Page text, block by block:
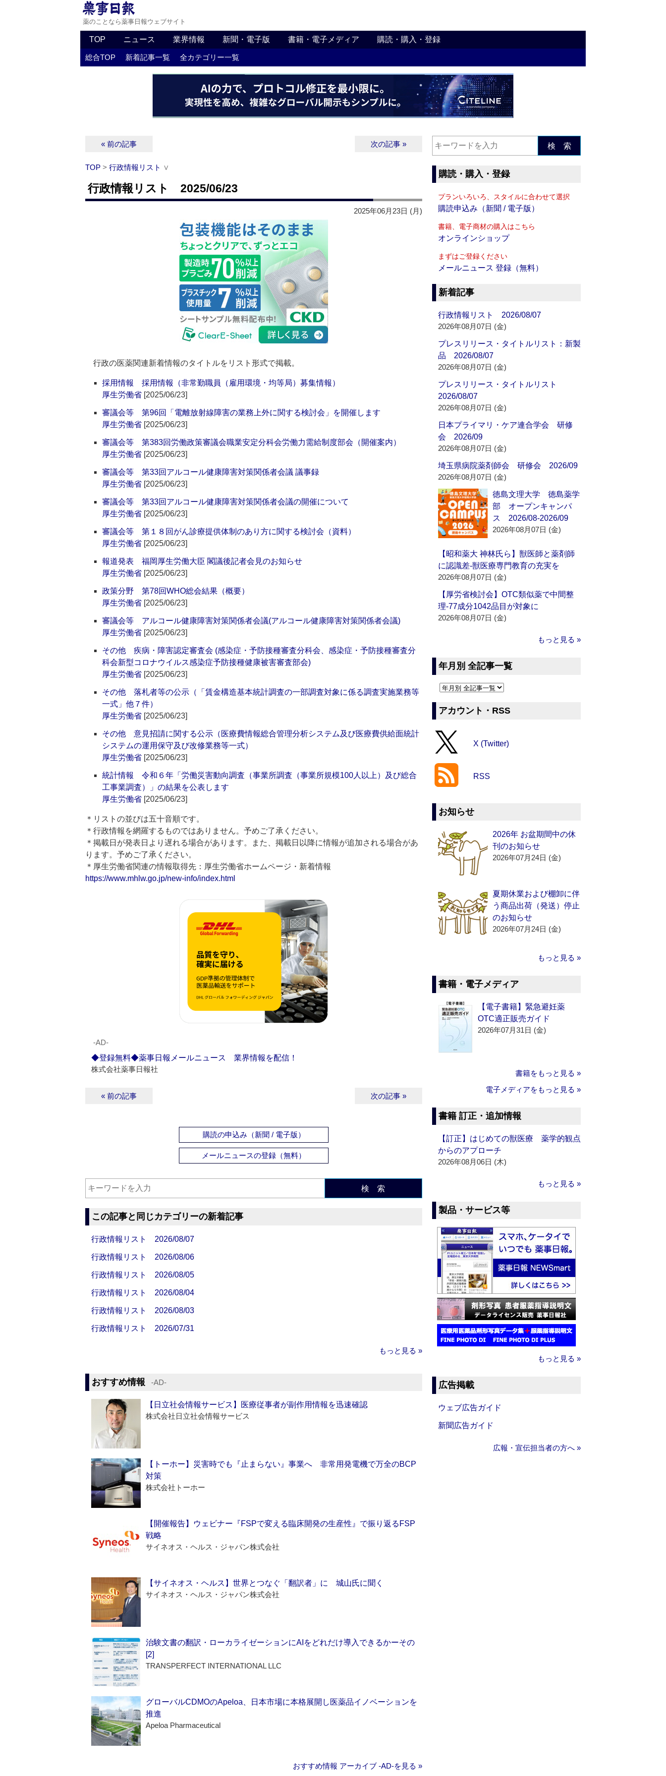
薬のことなら薬事日報ウェブサイト
TOP ニュース 業界情報 新聞・電子版 書籍・電子メディア 購読・購入・登録
総合TOP 新着記事一覧 全カテゴリー一覧
« 前の記事 次の記事 »
TOP > 行政情報リスト ∨
行政情報リスト 2025/06/23
2025年06月23日 (月)
行政の医薬関連新着情報のタイトルをリスト形式で掲載。
採用情報 採用情報（非常勤職員（雇用環境・均等局）募集情報）
厚生労働省 [2025/06/23]
審議会等 第96回「電離放射線障害の業務上外に関する検討会」を開催します
厚生労働省 [2025/06/23]
審議会等 第383回労働政策審議会職業安定分科会労働力需給制度部会（開催案内）
厚生労働省 [2025/06/23]
審議会等 第33回アルコール健康障害対策関係者会議 議事録
厚生労働省 [2025/06/23]
審議会等 第33回アルコール健康障害対策関係者会議の開催について
厚生労働省 [2025/06/23]
審議会等 第１８回がん診療提供体制のあり方に関する検討会（資料）
厚生労働省 [2025/06/23]
報道発表 福岡厚生労働大臣 閣議後記者会見のお知らせ
厚生労働省 [2025/06/23]
政策分野 第78回WHO総会結果（概要）
厚生労働省 [2025/06/23]
審議会等 アルコール健康障害対策関係者会議(アルコール健康障害対策関係者会議)
厚生労働省 [2025/06/23]
その他 疾病・障害認定審査会 (感染症・予防接種審査分科会、感染症・予防接種審査分
科会新型コロナウイルス感染症予防接種健康被害審査部会)
厚生労働省 [2025/06/23]
その他 落札者等の公示（「賃金構造基本統計調査の一部調査対象に係る調査実施業務等
一式」他７件）
厚生労働省 [2025/06/23]
その他 意見招請に関する公示（医療費情報総合管理分析システム及び医療費供給面統計
システムの運用保守及び改修業務等一式）
厚生労働省 [2025/06/23]
統計情報 令和６年「労働災害動向調査（事業所調査（事業所規模100人以上）及び総合
工事業調査）」の結果を公表します
厚生労働省 [2025/06/23]
＊リストの並びは五十音順です。
＊行政情報を網羅するものではありません。予めご了承ください。
＊掲載日が発表日より遅れる場合があります。また、掲載日以降に情報が追加される場合があ
ります。予めご了承ください。
＊厚生労働省関連の情報取得先：厚生労働省ホームページ・新着情報
https://www.mhlw.go.jp/new-info/index.html
‐AD‐
◆登録無料◆薬事日報メールニュース 業界情報を配信！
株式会社薬事日報社
« 前の記事 次の記事 »
購読の申込み（新聞 / 電子版）
メールニュースの登録（無料）
検 索
この記事と同じカテゴリーの新着記事
行政情報リスト 2026/08/07
行政情報リスト 2026/08/06
行政情報リスト 2026/08/05
行政情報リスト 2026/08/04
行政情報リスト 2026/08/03
行政情報リスト 2026/07/31
もっと見る »
おすすめ情報 ‐AD‐
【日立社会情報サービス】医療従事者が副作用情報を迅速確認
株式会社日立社会情報サービス
【トーホー】災害時でも『止まらない』事業へ 非常用発電機で万全のBCP
対策
株式会社トーホー
【開催報告】ウェビナー『FSPで変える臨床開発の生産性』で振り返るFSP
戦略
サイネオス・ヘルス・ジャパン株式会社
【サイネオス・ヘルス】世界とつなぐ「翻訳者」に 城山氏に聞く
サイネオス・ヘルス・ジャパン株式会社
治験文書の翻訳・ローカライゼーションにAIをどれだけ導入できるかーその
[2]
TRANSPERFECT INTERNATIONAL LLC
グローバルCDMOのApeloa、日本市場に本格展開し医薬品イノベーションを
推進
Apeloa Pharmaceutical
おすすめ情報 アーカイブ ‐AD‐を見る »
検 索
購読・購入・登録
プランいろいろ、スタイルに合わせて選択
購読申込み（新聞 / 電子版）
書籍、電子商材の購入はこちら
オンラインショップ
まずはご登録ください
メールニュース 登録（無料）
新着記事
行政情報リスト 2026/08/07
2026年08月07日 (金)
プレスリリース・タイトルリスト：新製
品 2026/08/07
2026年08月07日 (金)
プレスリリース・タイトルリスト
2026/08/07
2026年08月07日 (金)
日本プライマリ・ケア連合学会 研修
会 2026/09
2026年08月07日 (金)
埼玉県病院薬剤師会 研修会 2026/09
2026年08月07日 (金)
徳島文理大学 徳島薬学
部 オープンキャンパ
ス 2026/08-2026/09
2026年08月07日 (金)
【昭和薬大 神林氏ら】獣医師と薬剤師
に認識差‐獣医療専門教育の充実を
2026年08月07日 (金)
【厚労省検討会】OTC類似薬で中間整
理‐77成分1042品目が対象に
2026年08月07日 (金)
もっと見る »
年月別 全記事一覧
アカウント・RSS
X (Twitter)
RSS
お知らせ
2026年 お盆期間中の休
刊のお知らせ
2026年07月24日 (金)
夏期休業および棚卸に伴
う商品出荷（発送）停止
のお知らせ
2026年07月24日 (金)
もっと見る »
書籍・電子メディア
【電子書籍】緊急避妊薬
OTC適正販売ガイド
2026年07月31日 (金)
書籍をもっと見る »
電子メディアをもっと見る »
書籍 訂正・追加情報
【訂正】はじめての獣医療 薬学的観点
からのアプローチ
2026年08月06日 (木)
もっと見る »
製品・サービス等
もっと見る »
広告掲載
ウェブ広告ガイド
新聞広告ガイド
広報・宣伝担当者の方へ »